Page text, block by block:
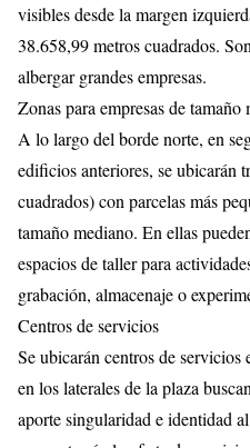
visibles desde la margen
38.658,99 metros cuadrados.
albergar grandes empresas.
Zonas para empresas de tamaño
A lo largo del borde norte, en
edificios anteriores, se ubicarán
cuadrados) con parcelas más
tamaño mediano. En ellas
espacios de taller para
grabación, almacenaje o
Centros de servicios
Se ubicarán centros de servicios
en los laterales de la plaza
aporte singularidad e identidad